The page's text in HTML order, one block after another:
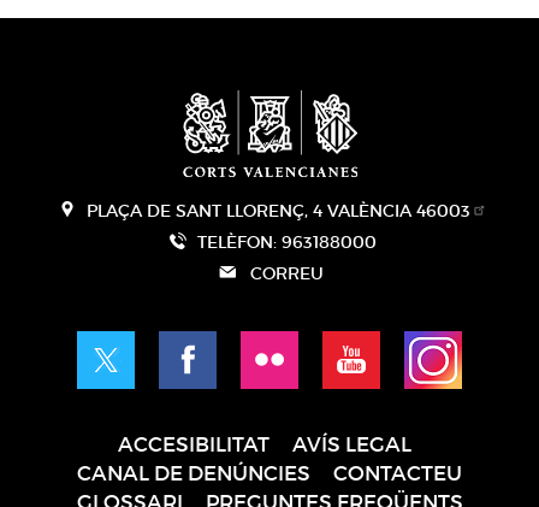
PLAÇA DE SANT LLORENÇ, 4 VALÈNCIA 46003
TELÈFON: 963188000
CORREU
ACCESIBILITAT
AVÍS LEGAL
CANAL DE DENÚNCIES
CONTACTEU